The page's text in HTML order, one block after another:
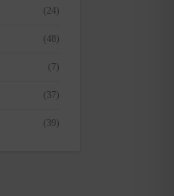
(24)
(48)
(7)
(37)
(39)